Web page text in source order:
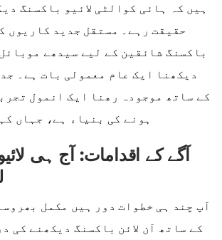
ہیں کہ ہائی کوالٹی لائیو باکسنگ
حقیقت رہے۔ مستقل جدید کاریوں
باکسنگ شائقین کے لیے سیدھے
دیکھنا ایک عام معمولی بات ہے۔
کے ساتھ موجودہ رھنا ایک انمول
ہونے کی بنیاء ہے، جہاں
آگے کے اقدامات: آج ہی
آپ چند ہی خطوات دور ہیں مکمل
کے ساتھ آن لائن باکسنگ دیکھنے کی